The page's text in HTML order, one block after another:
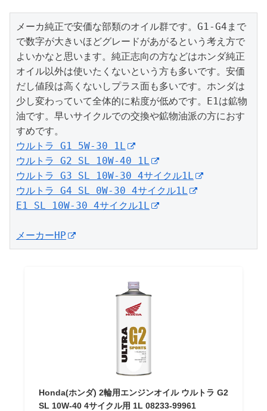
メーカ純正で安価な部類のオイル群です。G1-G4まで
で数字が大きいほどグレードがあがるという考え方で
よいかなと思います。純正志向の方などはホンダ純正
オイル以外は使いたくないという方も多いです。安価
だし値段は高くないしプラス面も多いです。ホンダは
少し変わっていて全体的に粘度が低めです。E1は鉱物
油です。早いサイクルでの交換や鉱物油派の方におす
ウルトラ G1 5W-30 1L
ウルトラ G2 SL 10W-40 1L
ウルトラ G3 SL 10W-30 4サイクル1L
ウルトラ G4 SL 0W-30 4サイクル1L
E1 SL 10W-30 4サイクル1L
メーカーHP
Honda(ホンダ) 2輪用エンジンオイル ウルトラ G2
SL 10W-40 4サイクル用 1L 08233-99961